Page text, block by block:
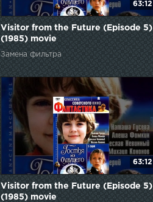
63:12
Visitor from the Future (Episode 5)
(1985) movie
Замена фильтра
63:12
Visitor from the Future (Episode 5)
(1985) movie